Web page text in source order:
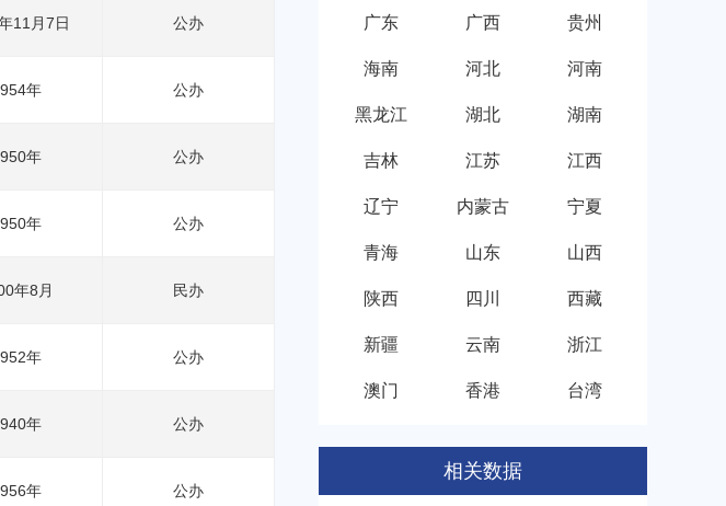
11月7日 公办
年 公办
年 公办
年 公办
年8月 民办
年 公办
年 公办
年 公办
广东 广西 贵州
海南 河北 河南
黑龙江 湖北 湖南
吉林 江苏 江西
辽宁 内蒙古 宁夏
青海 山东 山西
陕西 四川 西藏
新疆 云南 浙江
澳门 香港 台湾
相关数据